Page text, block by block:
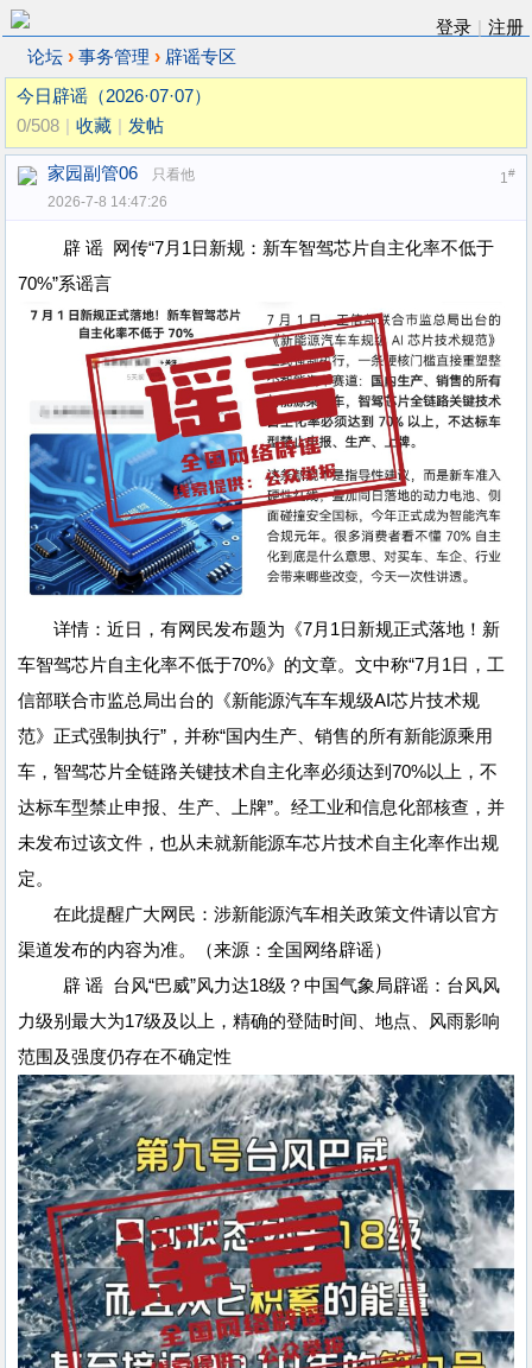
登录
注册
论坛 › 事务管理 › 辟谣专区
今日辟谣（2026·07·07）
0/508
收藏 发帖
1#
家园副管06
只看他
2026-7-8 14:47:26
辟 谣 网传“7月1日新规：新车智驾芯片自主化率不低于
70%”系谣言
详情：近日，有网民发布题为《7月1日新规正式落地！新
车智驾芯片自主化率不低于70%》的文章。文中称“7月1日，工
信部联合市监总局出台的《新能源汽车车规级AI芯片技术规
范》正式强制执行”，并称“国内生产、销售的所有新能源乘用
车，智驾芯片全链路关键技术自主化率必须达到70%以上，不
达标车型禁止申报、生产、上牌”。经工业和信息化部核查，并
未发布过该文件，也从未就新能源车芯片技术自主化率作出规
定。
在此提醒广大网民：涉新能源汽车相关政策文件请以官方
渠道发布的内容为准。（来源：全国网络辟谣）
辟 谣 台风“巴威”风力达18级？中国气象局辟谣：台风风
力级别最大为17级及以上，精确的登陆时间、地点、风雨影响
范围及强度仍存在不确定性